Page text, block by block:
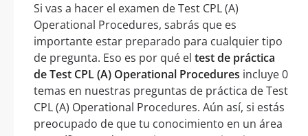
Si vas a hacer el examen de Test CPL (A)
Operational Procedures, sabrás que es
importante estar preparado para cualquier tipo
de pregunta. Eso es por qué el test de práctica
de Test CPL (A) Operational Procedures incluye 0
temas en nuestras preguntas de práctica de Test
CPL (A) Operational Procedures. Aún así, si estás
preocupado de que tu conocimiento en un área